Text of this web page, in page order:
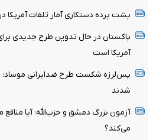
پشت پرده دستکاری آمار تلفات آمریکا
پاکستان در حال تدوین طرح جدیدی
آمریکا است
پس‌لرزه شکست طرح ضدایرانی موساد؛ دو
شدند
آزمون بزرگ دمشق و حزب‌الله؛ آیا منافع
می‌کند؟